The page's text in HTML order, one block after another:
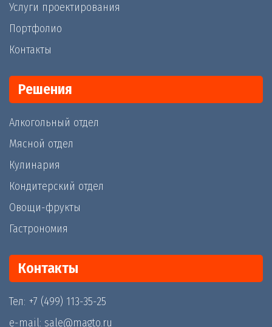
Услуги проектирования
Портфолио
Контакты
Решения
Алкогольный отдел
Мясной отдел
Кулинария
Кондитерский отдел
Овощи-фрукты
Гастрономия
Контакты
Тел: +7 (499) 113-35-25
e-mail: sale@magto.ru